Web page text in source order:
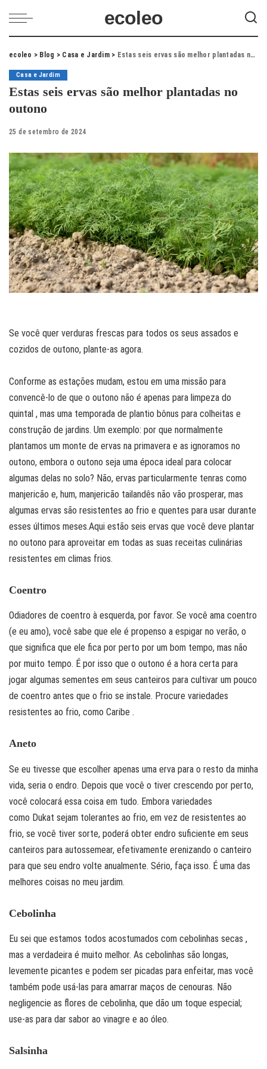
ecoleo
ecoleo > Blog > Casa e Jardim> Estas seis ervas são melhor plantadas no outono
Casa e Jardim
Estas seis ervas são melhor plantadas no
outono
25 de setembro de 2024
Se você quer verduras frescas para todos os seus assados ​​e
cozidos de outono, plante-as agora.
Conforme as estações mudam, estou em uma missão para
convencê-lo de que o outono não é apenas para limpeza do
quintal , mas uma temporada de plantio bônus para colheitas e
construção de jardins. Um exemplo: por que normalmente
plantamos um monte de ervas na primavera e as ignoramos no
outono, embora o outono seja uma época ideal para colocar
algumas delas no solo? Não, ervas particularmente tenras como
manjericão e, hum, manjericão tailandês não vão prosperar, mas
algumas ervas são resistentes ao frio e quentes para usar durante
esses últimos meses.Aqui estão seis ervas que você deve plantar
no outono para aproveitar em todas as suas receitas culinárias
resistentes em climas frios.
Coentro
Odiadores de coentro à esquerda, por favor. Se você ama coentro
(e eu amo), você sabe que ele é propenso a espigar no verão, o
que significa que ele fica por perto por um bom tempo, mas não
por muito tempo. É por isso que o outono é a hora certa para
jogar algumas sementes em seus canteiros para cultivar um pouco
de coentro antes que o frio se instale. Procure variedades
resistentes ao frio, como Caribe .
Aneto
Se eu tivesse que escolher apenas uma erva para o resto da minha
vida, seria o endro. Depois que você o tiver crescendo por perto,
você colocará essa coisa em tudo. Embora variedades
como Dukat sejam tolerantes ao frio, em vez de resistentes ao
frio, se você tiver sorte, poderá obter endro suficiente em seus
canteiros para autossemear, efetivamente erenizando o canteiro
para que seu endro volte anualmente. Sério, faça isso. É uma das
melhores coisas no meu jardim.
Cebolinha
Eu sei que estamos todos acostumados com cebolinhas secas ,
mas a verdadeira é muito melhor. As cebolinhas são longas,
levemente picantes e podem ser picadas para enfeitar, mas você
também pode usá-las para amarrar maços de cenouras. Não
negligencie as flores de cebolinha, que dão um toque especial;
use-as para dar sabor ao vinagre e ao óleo.
Salsinha